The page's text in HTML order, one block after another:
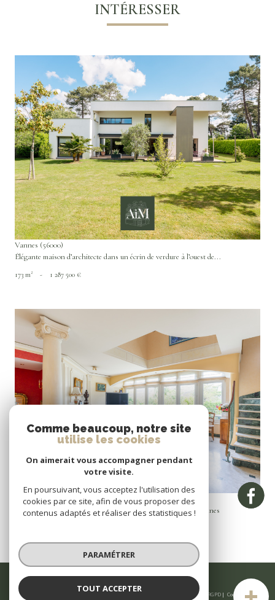
INTÉRESSER
VOIR LE BIEN
Vannes (56000)
Élégante maison d’architecte dans un écrin de verdure à l’ouest de...
173 m² - 1 287 500 €
VOIR LE BIEN
Vannes (56000)
Maison de ville de prestige à vendre Quartier historique de Vannes
© 2026 | Tous droits réservés | Traduction powered by Google |
Politique RGPD Cookies
Comme beaucoup, notre site
utilise les cookies
On aimerait vous accompagner pendant
votre visite.
En poursuivant, vous acceptez l'utilisation des
cookies par ce site, afin de vous proposer des
contenus adaptés et réaliser des statistiques !
PARAMÉTRER
TOUT ACCEPTER